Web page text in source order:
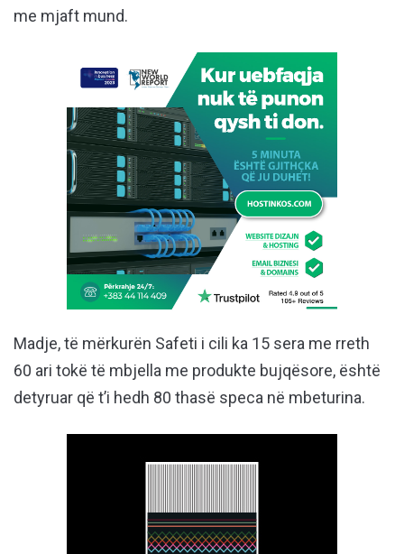
me mjaft mund.
Madje, të mërkurën Safeti i cili ka 15 sera me rreth
60 ari tokë të mbjella me produkte bujqësore, është
detyruar që t’i hedh 80 thasë speca në mbeturina.